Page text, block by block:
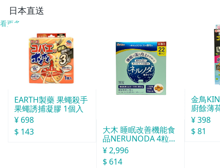
日本直送
看更多
EARTH製藥 果蠅殺手
果蠅誘捕凝膠 1個入
¥ 698
$ 143
大木 睡眠改善機能食
品NERUNODA 4粒22
袋
¥ 2,996
$ 614
金鳥
廚餘薄
30天分
¥ 398
$ 81